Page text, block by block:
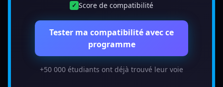
✓ Score de compatibilité
Tester ma compatibilité avec ce
programme
+50 000 étudiants ont déjà trouvé leur voie